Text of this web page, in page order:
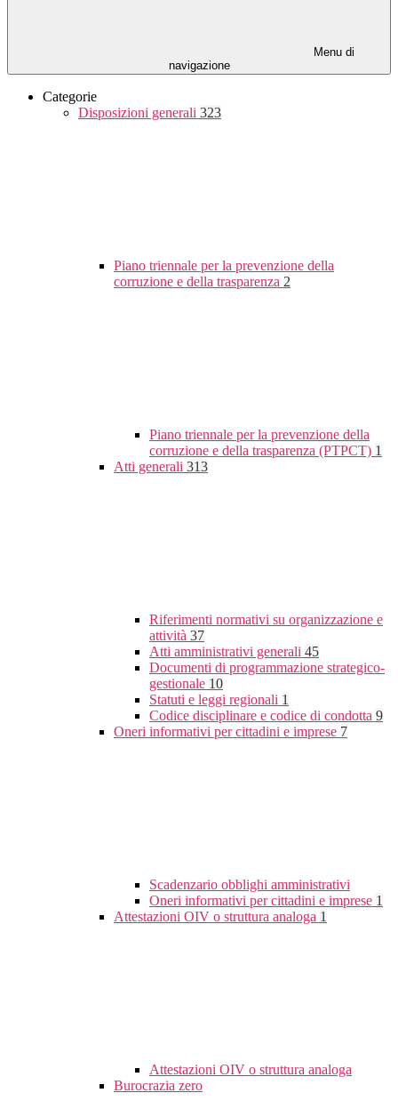
Menu di
navigazione
Categorie
Disposizioni generali 323
Piano triennale per la prevenzione della
corruzione e della trasparenza 2
Piano triennale per la prevenzione della
corruzione e della trasparenza (PTPCT) 1
Atti generali 313
Riferimenti normativi su organizzazione e
attività 37
Atti amministrativi generali 45
Documenti di programmazione strategico-
gestionale 10
Statuti e leggi regionali 1
Codice disciplinare e codice di condotta 9
Oneri informativi per cittadini e imprese 7
Scadenzario obblighi amministrativi
Oneri informativi per cittadini e imprese 1
Attestazioni OIV o struttura analoga 1
Attestazioni OIV o struttura analoga
Burocrazia zero